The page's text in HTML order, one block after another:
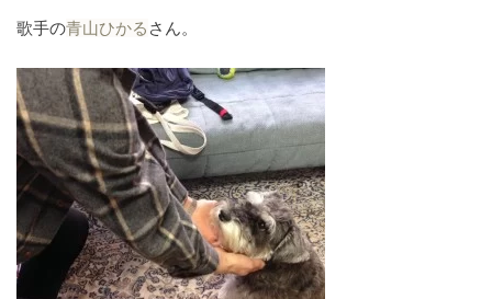
歌手の青山ひかる さん。